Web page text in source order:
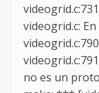
videogrid.c:
no es un